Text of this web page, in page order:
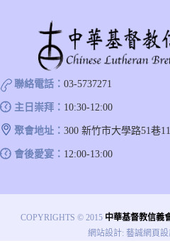
聯絡電話： 03-5737271
主日崇拜： 10:30-12:00
聚會地址： 300 新竹市大學路51巷
會後愛宴： 12:00-13:00
COPYRIGHTS © 2015 中華基督教信義
網站設計: 藝誠網頁設